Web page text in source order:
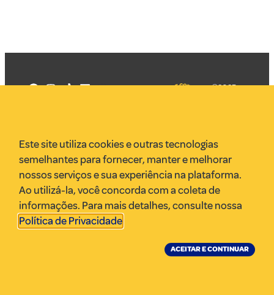
VR Assessoria
Parcerias
Envie uma pauta
Anuncie
©2025
Este site utiliza cookies e outras tecnologias
semelhantes para fornecer, manter e melhorar
nossos serviços e sua experiência na plataforma.
Ao utilizá-la, você concorda com a coleta de
informações. Para mais detalhes, consulte nossa
Política de Privacidade.
ACEITAR E CONTINUAR